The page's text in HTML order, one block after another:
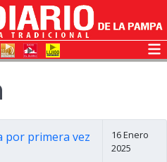
por primera vez
16 Enero
2025